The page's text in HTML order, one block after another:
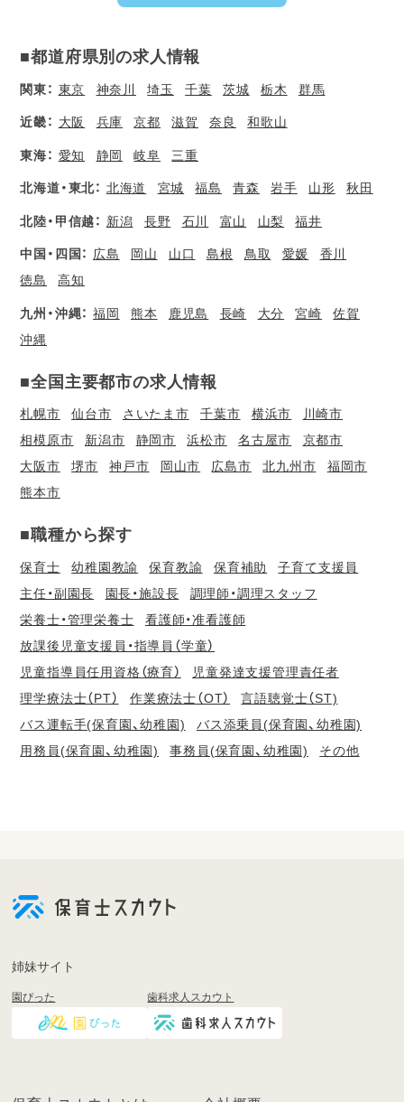
■都道府県別の求人情報
関東： 東京 神奈川 埼玉 千葉 茨城 栃木 群馬
近畿： 大阪 兵庫 京都 滋賀 奈良 和歌山
東海： 愛知 静岡 岐阜 三重
北海道・東北： 北海道 宮城 福島 青森 岩手 山形 秋田
北陸・甲信越： 新潟 長野 石川 富山 山梨 福井
中国・四国： 広島 岡山 山口 島根 鳥取 愛媛
香川
徳島
高知
九州・沖縄： 福岡 熊本 鹿児島 長崎 大分 宮崎
佐賀
沖縄
■全国主要都市の求人情報
札幌市 仙台市 さいたま市 千葉市 横浜市
川崎市
相模原市
新潟市 静岡市 浜松市 名古屋市
京都市
大阪市
堺市 神戸市 岡山市 広島市 北九州市
福岡市
熊本市
■職種から探す
保育士 幼稚園教諭 保育教諭 保育補助
子育て支援員
主任・副園長
園長・施設長
調理師・調理スタッフ
栄養士・管理栄養士
看護師・准看護師
放課後児童支援員・指導員（学童）
児童指導員任用資格（療育）
児童発達支援管理責任者
理学療法士（PT）
作業療法士（OT）
言語聴覚士（ST)
バス運転手(保育園、幼稚園)
バス添乗員(保育園、幼稚園)
用務員(保育園、幼稚園)
事務員(保育園、幼稚園) その他
登
く
姉妹サイト
園ぴった 歯科求人スカウト